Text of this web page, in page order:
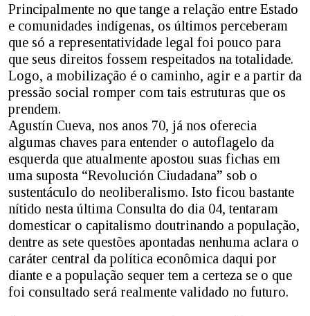
Principalmente no que tange a relação entre Estado
e comunidades indígenas, os últimos perceberam
que só a representatividade legal foi pouco para
que seus direitos fossem respeitados na totalidade.
Logo, a mobilização é o caminho, agir e a partir da
pressão social romper com tais estruturas que os
prendem.
Agustín Cueva, nos anos 70, já nos oferecia
algumas chaves para entender o autoflagelo da
esquerda que atualmente apostou suas fichas em
uma suposta “Revolución Ciudadana” sob o
sustentáculo do neoliberalismo. Isto ficou bastante
nítido nesta última Consulta do dia 04, tentaram
domesticar o capitalismo doutrinando a população,
dentre as sete questões apontadas nenhuma aclara o
caráter central da política econômica daqui por
diante e a população sequer tem a certeza se o que
foi consultado será realmente validado no futuro.